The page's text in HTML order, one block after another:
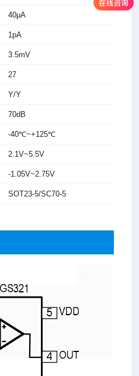
40μA
1pA
3.5mV
27
Y/Y
70dB
-40℃~+125℃
2.1V~5.5V
-1.05V~2.75V
SOT23-5/SC70-5